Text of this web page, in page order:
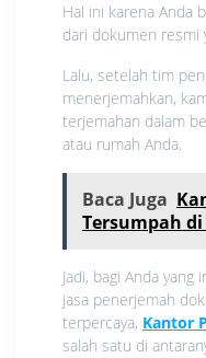
Hal ini karena Anda
dari dokumen resmi
Lalu, setelah tim
menerjemahkan,
terjemahan dalam
atau rumah Anda.
Baca Juga
Tersumpah di
Jadi, bagi Anda
jasa penerjemah
terpercaya, Kantor
salah satu di